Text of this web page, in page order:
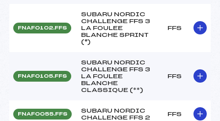
FNAF0102.FFS
SUBARU NORDIC
CHALLENGE FFS 3
LA FOULEE
BLANCHE SPRINT
(°)
FFS
FNAF0105.FFS
SUBARU NORDIC
CHALLENGE FFS 3
LA FOULEE
BLANCHE
CLASSIQUE (**)
FFS
FNAF0055.FFS
SUBARU NORDIC
CHALLENGE FFS 2
FFS